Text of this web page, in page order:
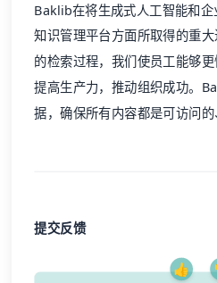
Baklib在将生成式人工智能和
知识管理平台方面所取得的重
的检索过程，我们使员工能够
提高生产力，推动组织成功。
据，确保所有内容都是可访问的
提交反馈
👍